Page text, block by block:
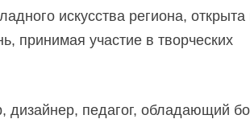
искусства региона,
принимая участие в творческих
дизайнер, педагог, обладающий